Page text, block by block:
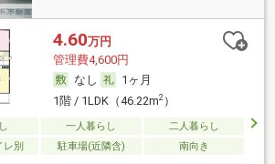
4.60万円
管理費4,600円
なし
1ヶ月
1階 / 1LDK（46.22m2）
一人暮らし
二人暮らし
レ別
駐車場(近隣含) 南向き